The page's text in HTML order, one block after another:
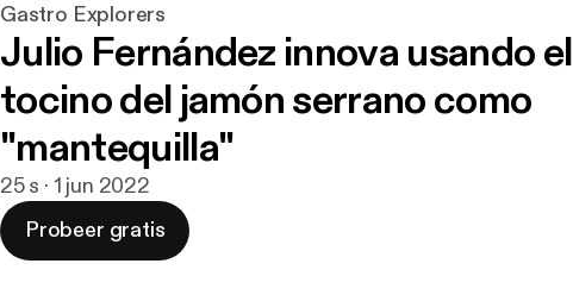
Gastro Explorers
Julio Fernández innova usando el
tocino del jamón serrano como
"mantequilla"
25 s · 1 jun 2022
Probeer gratis